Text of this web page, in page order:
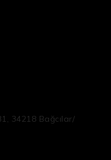
34218 Bağcılar/